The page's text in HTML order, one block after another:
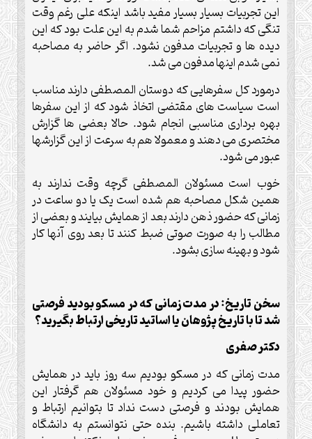
این تجربیات بسیار بسیار مفید باشد اینکه علی رغم وقت
تنگی که داشتم مزاحم شما شدم به این علت بود که این
دیده ها و تجربیات مدفون نشود. اگر حاضر به مصاحبه
نمی شدم اینها مدفون می شد.
درمورد کل سفرهایی که دوستان المصطفی دارند مناسب
است سیاست های مقتضی اتخاذ شود که از این سفرها
بهره برداری مناسبی انجام شود. حالا بعضی ها گزارش
مختصری می دهند و معمولا هم به سرعت از این گزارشها
عبور می شود.
خوب است مسئولان المصطفی گرچه وقت ندارند به
همین شکل مصاحبه هم شده است یک یا دو ساعت در
زمانی که حضور ذهن دارند بعد از همایش بیایند و بعضی از
مطالب را به صورت صوتی ضبط کنند تا بعد روی آنها کار
شود و بهینه سازی بشود.
سخن تاریخ: در مدت زمانی که در مسکو بودید فرصتی
شد تا با تاریخ پژوهان یا اساتید تاریخی ارتباط بگیرید؟
دکتر صفری
مدت زمانی که در مسکو بودیم سه روز باید در همایش
حضور پیدا می کردیم و خود مسئولان هم گرفتار این
همایش بودند و فرصتی دست نداد تا بتوانیم ارتباط و
تعاملی داشته باشیم. بنده حتی نتوانستم به دانشگاه